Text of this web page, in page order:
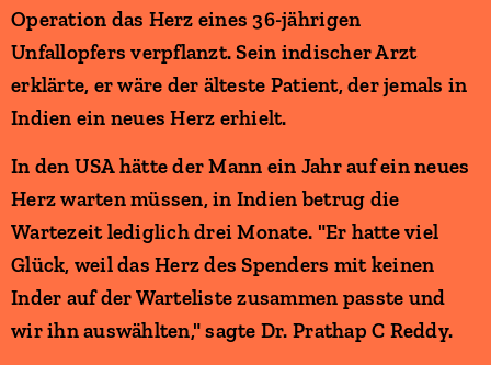
Operation das Herz eines 36-jährigen
Unfallopfers verpflanzt. Sein indischer Arzt
erklärte, er wäre der älteste Patient, der jemals in
Indien ein neues Herz erhielt.
In den USA hätte der Mann ein Jahr auf ein neues
Herz warten müssen, in Indien betrug die
Wartezeit lediglich drei Monate. "Er hatte viel
Glück, weil das Herz des Spenders mit keinen
Inder auf der Warteliste zusammen passte und
wir ihn auswählten," sagte Dr. Prathap C Reddy.